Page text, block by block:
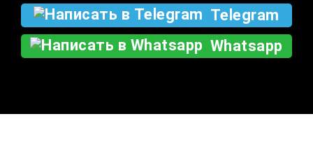
Telegram
Whatsapp